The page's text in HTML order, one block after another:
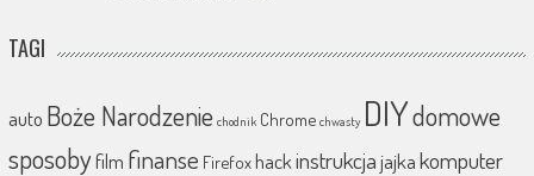
TAGI
auto Boże Narodzenie chodnik Chrome chwasty DIYdomowe
sposobyfilm finanse Firefoxhackinstrukcjajajkakomputer